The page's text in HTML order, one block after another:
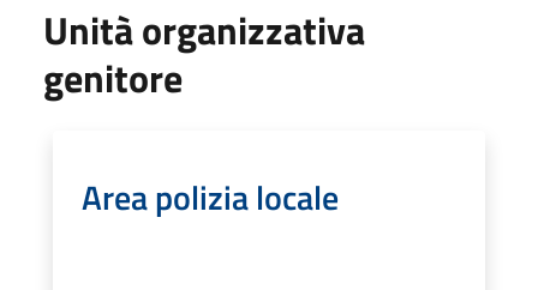
Unità organizzativa
genitore
Area polizia locale